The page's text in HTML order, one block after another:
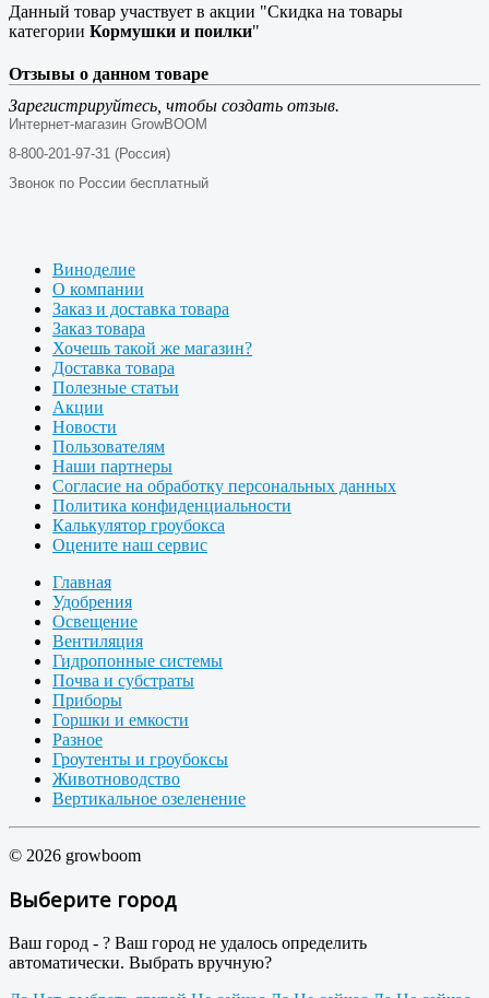
Данный товар участвует в акции "Скидка на товары
категории Кормушки и поилки"
Отзывы о данном товаре
Зарегистрируйтесь, чтобы создать отзыв.
Интернет-магазин GrowBOOM
8-800-201-97-31 (Россия)
Звонок по России бесплатный
Виноделие
О компании
Заказ и доставка товара
Заказ товара
Хочешь такой же магазин?
Доставка товара
Полезные статьи
Акции
Новости
Пользователям
Наши партнеры
Согласие на обработку персональных данных
Политика конфиденциальности
Калькулятор гроубокса
Оцените наш сервис
Главная
Удобрения
Освещение
Вентиляция
Гидропонные системы
Почва и субстраты
Приборы
Горшки и емкости
Разное
Гроутенты и гроубоксы
Животноводство
Вертикальное озеленение
© 2026 growboom
Выберите город
Ваш город - ? Ваш город не удалось определить
автоматически. Выбрать вручную?